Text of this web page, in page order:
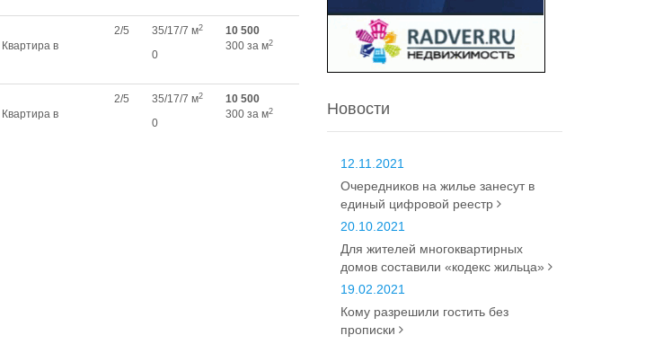
в
2/5 35/17/7 м2
0
10 500
300 за м2
в
2/5 35/17/7 м2
0
10 500
300 за м2 Новости
12.11.2021
Очередников на жилье занесут в
единый цифровой реестр
20.10.2021
Для жителей многоквартирных
домов составили «кодекс жильца»
19.02.2021
Кому разрешили гостить без
прописки